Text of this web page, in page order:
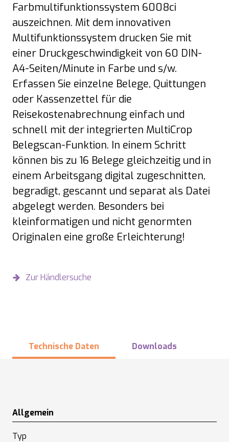
Farbmultifunktionssystem 6008ci
auszeichnen. Mit dem innovativen
Multifunktionssystem drucken Sie mit
einer Druckgeschwindigkeit von 60 DIN-
A4-Seiten/Minute in Farbe und s/w.
Erfassen Sie einzelne Belege, Quittungen
oder Kassenzettel für die
Reisekostenabrechnung einfach und
schnell mit der integrierten MultiCrop
Belegscan-Funktion. In einem Schritt
können bis zu 16 Belege gleichzeitig und in
einem Arbeitsgang digital zugeschnitten,
begradigt, gescannt und separat als Datei
abgelegt werden. Besonders bei
kleinformatigen und nicht genormten
Originalen eine große Erleichterung!
Zur Händlersuche
Technische Daten Downloads
Allgemein
Typ